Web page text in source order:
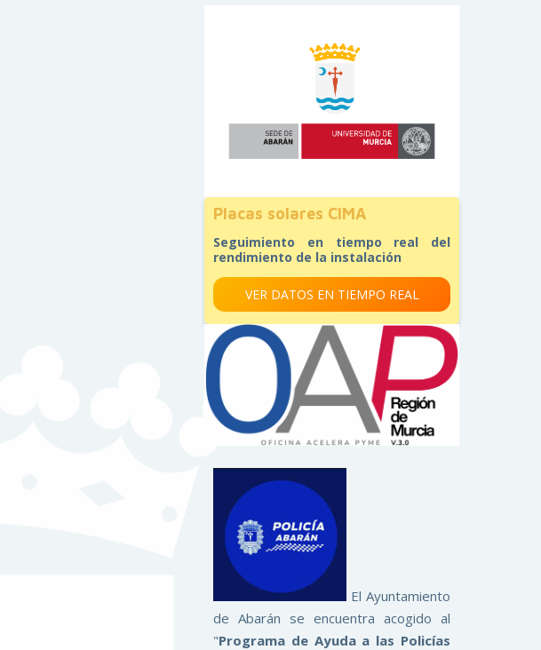
Placas solares CIMA
Seguimiento en tiempo real del
rendimiento de la instalación
VER DATOS EN TIEMPO REAL
El Ayuntamiento
de Abarán se encuentra acogido al
"Programa de Ayuda a las Policías